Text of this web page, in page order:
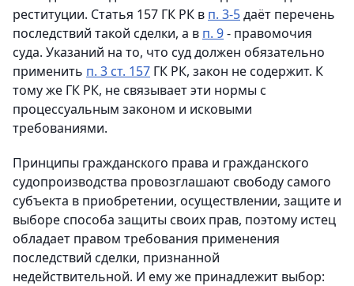
реституции. Статья 157 ГК РК в п. 3-5даёт перечень
последствий такой сделки, а в п. 9- правомочия
суда. Указаний на то, что суд должен обязательно
применить п. 3 ст. 157 ГК РК, закон не содержит. К
тому же ГК РК, не связывает эти нормы с
процессуальным законом и исковыми
требованиями.
Принципы гражданского права и гражданского
судопроизводства провозглашают свободу самого
субъекта в приобретении, осуществлении, защите и
выборе способа защиты своих прав, поэтому истец
обладает правом требования применения
последствий сделки, признанной
недействительной. И ему же принадлежит выбор: